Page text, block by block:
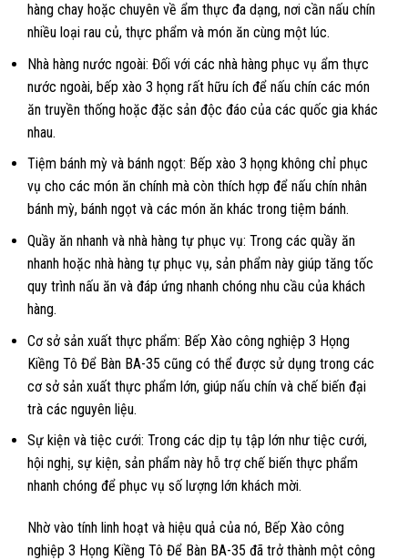
hàng chay hoặc chuyên về ẩm thực đa dạng, nơi cần nấu chín
nhiều loại rau củ, thực phẩm và món ăn cùng một lúc.
Nhà hàng nước ngoài: Đối với các nhà hàng phục vụ ẩm thực
nước ngoài, bếp xào 3 họng rất hữu ích để nấu chín các món
ăn truyền thống hoặc đặc sản độc đáo của các quốc gia khác
nhau.
Tiệm bánh mỳ và bánh ngọt: Bếp xào 3 họng không chỉ phục
vụ cho các món ăn chính mà còn thích hợp để nấu chín nhân
bánh mỳ, bánh ngọt và các món ăn khác trong tiệm bánh.
Quầy ăn nhanh và nhà hàng tự phục vụ: Trong các quầy ăn
nhanh hoặc nhà hàng tự phục vụ, sản phẩm này giúp tăng tốc
quy trình nấu ăn và đáp ứng nhanh chóng nhu cầu của khách
hàng.
Cơ sở sản xuất thực phẩm: Bếp Xào công nghiệp 3 Họng
Kiềng Tô Để Bàn BA-35 cũng có thể được sử dụng trong các
cơ sở sản xuất thực phẩm lớn, giúp nấu chín và chế biến đại
trà các nguyên liệu.
Sự kiện và tiệc cưới: Trong các dịp tụ tập lớn như tiệc cưới,
hội nghị, sự kiện, sản phẩm này hỗ trợ chế biến thực phẩm
nhanh chóng để phục vụ số lượng lớn khách mời.
Nhờ vào tính linh hoạt và hiệu quả của nó, Bếp Xào công
nghiệp 3 Họng Kiềng Tô Để Bàn BA-35 đã trở thành một công